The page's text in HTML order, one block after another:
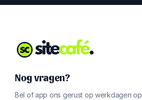
Nog vragen?
Bel of app ons gerust op werkdagen op